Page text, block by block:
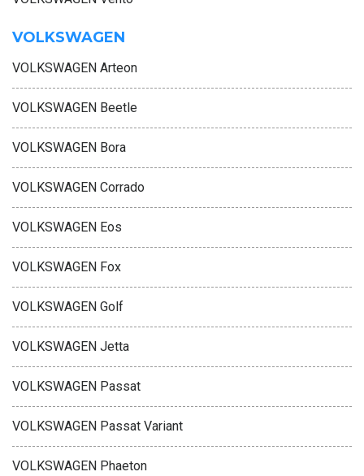
VOLKSWAGEN
VOLKSWAGEN Arteon
VOLKSWAGEN Beetle
VOLKSWAGEN Bora
VOLKSWAGEN Corrado
VOLKSWAGEN Eos
VOLKSWAGEN Fox
VOLKSWAGEN Golf
VOLKSWAGEN Jetta
VOLKSWAGEN Passat
VOLKSWAGEN Passat Variant
VOLKSWAGEN Phaeton